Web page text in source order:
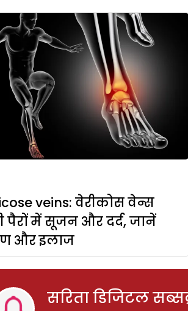
veins: वेरीकोस वेन्स
पैरों में सूजन और दर्द, जानें
और इलाज
सरिता डिजिटल